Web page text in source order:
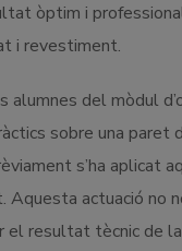
òptim i
i revestiment.
alumnes del mòdul
sobre una paret
s’ha aplicat
Aquesta actuació no
el resultat tècnic de la